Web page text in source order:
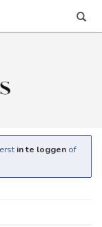
in te loggen of